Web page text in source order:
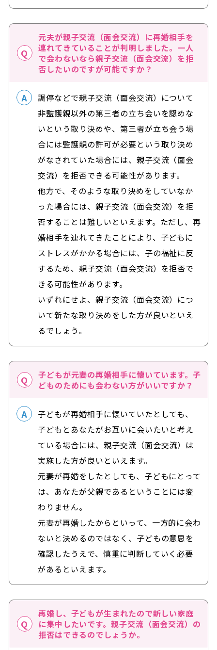
元夫が親子交流（面会交流）に再婚相手を
連れてきていることが判明しました。一人
で会わないなら親子交流（面会交流）を拒
否したいのですが可能ですか？
調停などで親子交流（面会交流）について
非監護親以外の第三者の立ち会いを認めな
いという取り決めや、 第三者が立ち会う場
合には監護親の許可が必要という取り決め
がなされていた場合には、 親子交流（面会
交流）を拒否できる可能性があります。
他方で、そのような取り決めをしていなか
った場合には、親子交流（面会交流）を拒
否することは難しいといえます。ただし、再
婚相手を連れてきたことにより、 子どもに
ストレスがかかる場合には、子の福祉に反
するため、 親子交流（面会交流）を拒否で
きる可能性があります。
いずれにせよ、親子交流（面会交流）につ
いて新たな取り決めをした方が良いといえ
るでしょう。
子どもが元妻の再婚相手に懐いています。子
どものためにも会わない方がいいですか？
子どもが再婚相手に懐いていたとしても、
子どもとあなたがお互いに会いたいと考え
ている場合には、親子交流（面会交流）は
実施した方が良いといえます。
元妻が再婚をしたとしても、子どもにとって
は、あなたが父親であるということには変
わりません。
元妻が再婚したからといって、一方的に会わ
ないと決めるのではなく、子どもの意思を
確認したうえで、慎重に判断していく必要
があるといえます。
再婚し、子どもが生まれたので新しい家庭
に集中したいです。親子交流（面会交流）の
拒否はできるのでしょうか。